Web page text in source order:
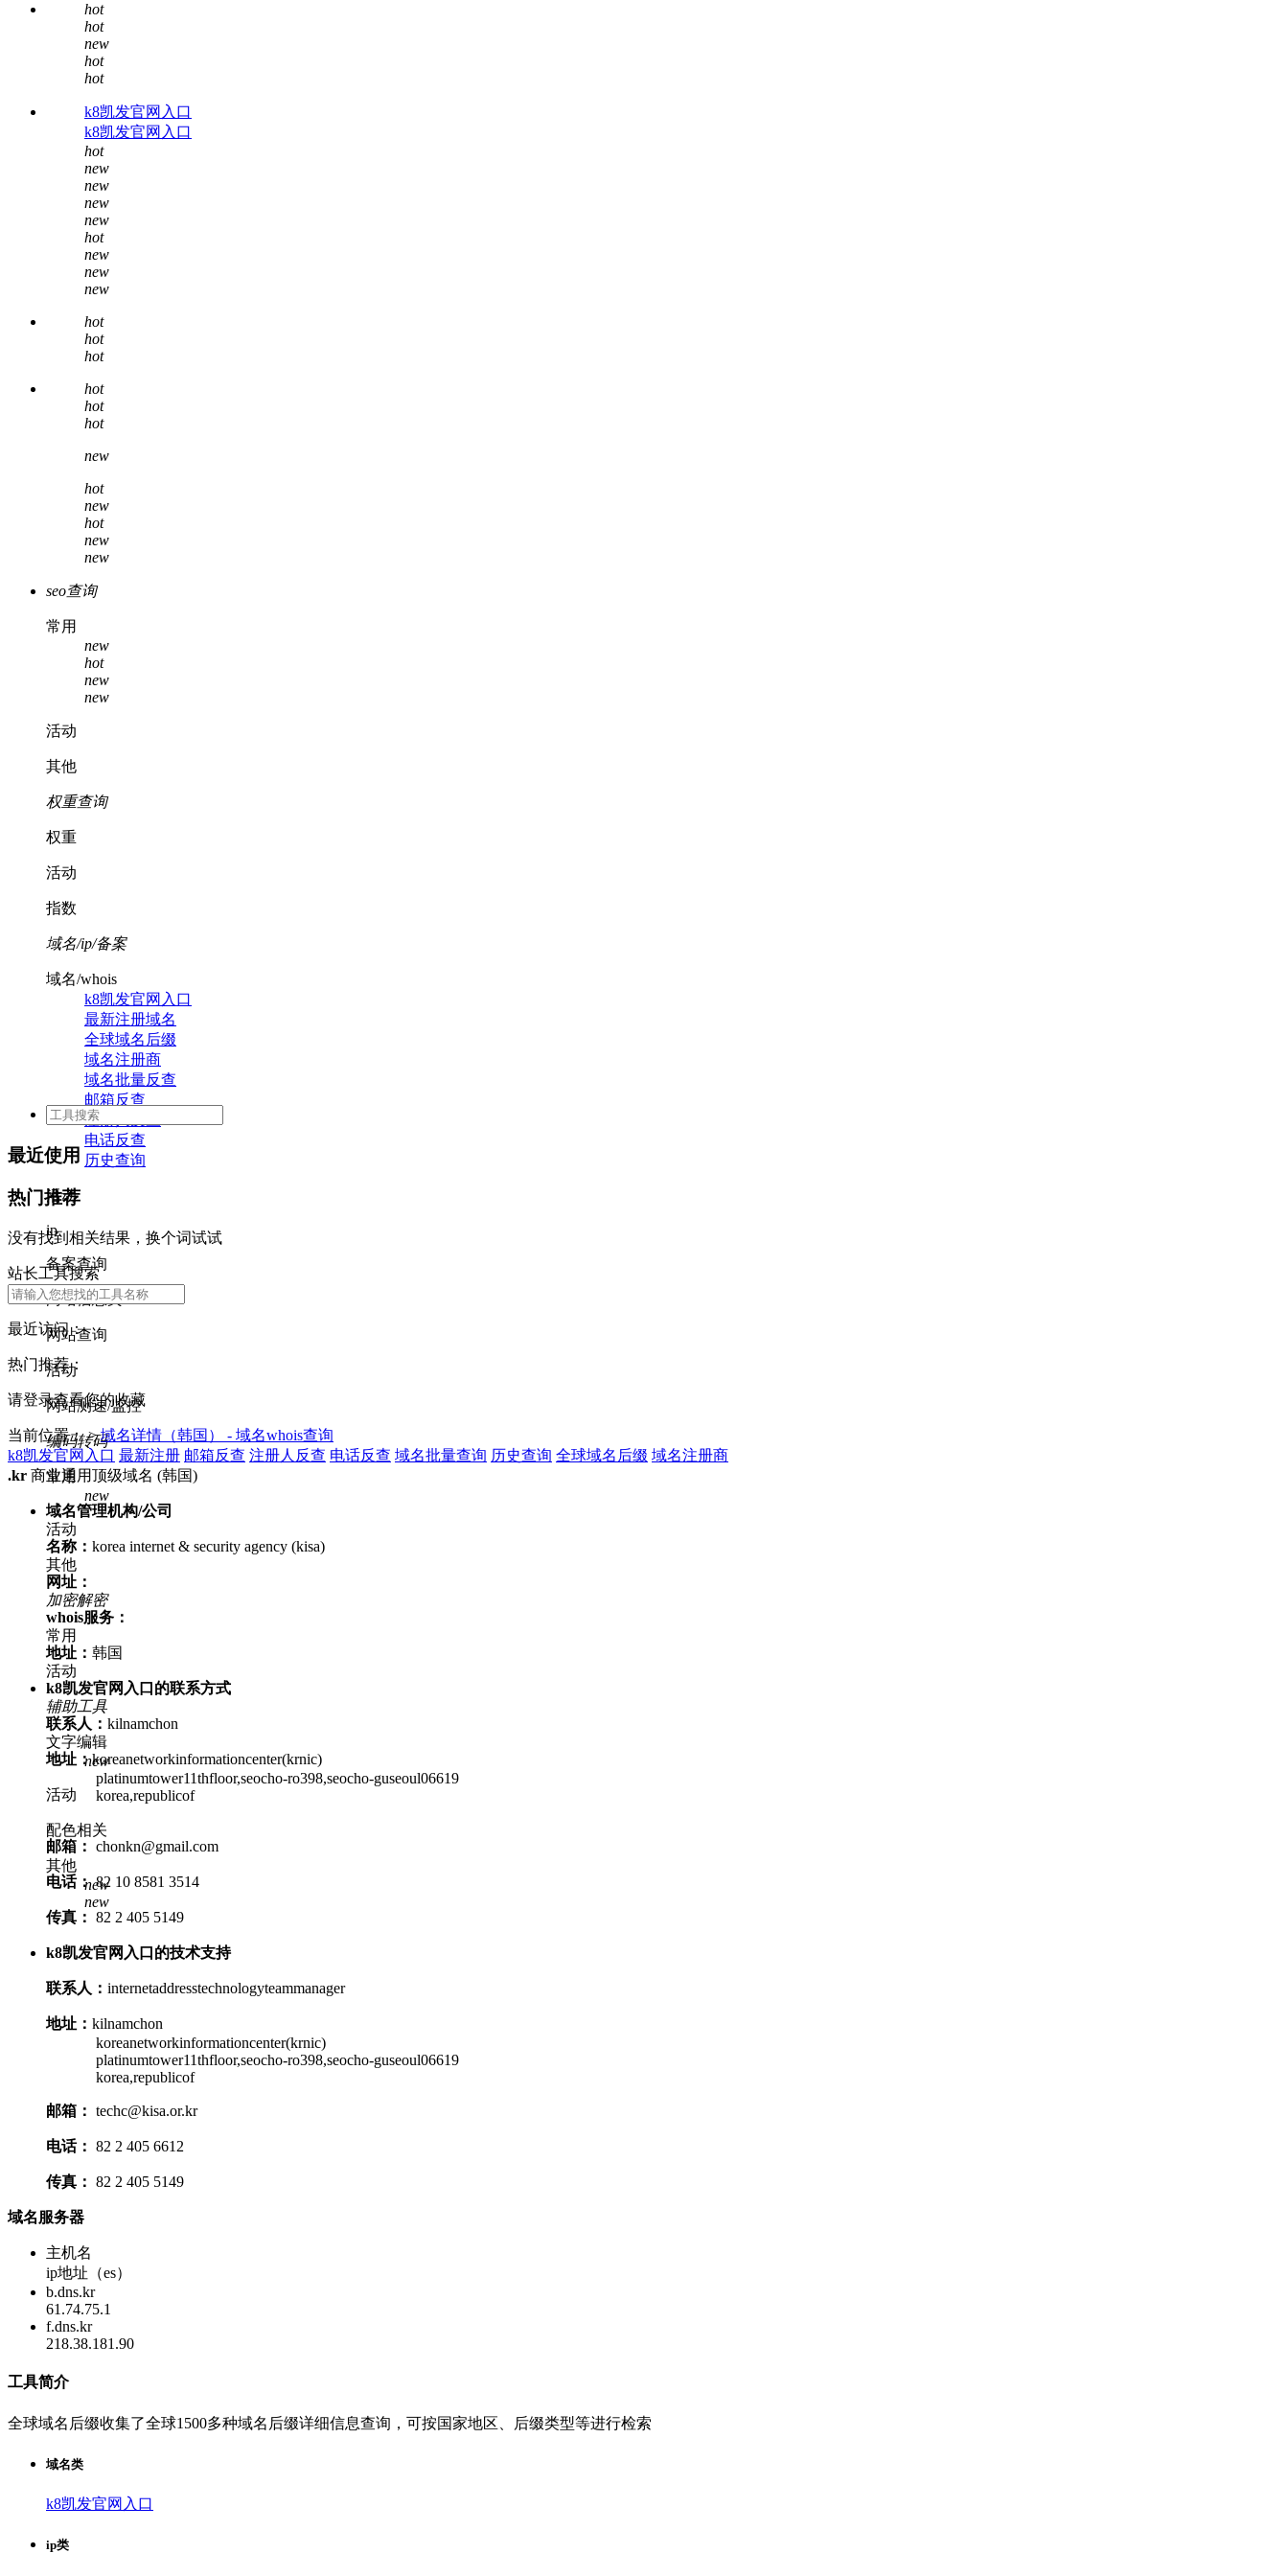
hot
hot
new
hot
hot
k8凯发官网入口
k8凯发官网入口
hot
new
new
new
new
hot
new
new
new
hot
hot
hot
hot
hot
hot
new
hot
new
hot
new
new
seo查询
常用
new
hot
new
new
活动
其他
权重查询
权重
活动
指数
域名/ip/备案
域名/whois
k8凯发官网入口
最新注册域名
全球域名后缀
域名注册商
域名批量反查
邮箱反查
注册人反查
电话反查
历史查询
活动
ip
备案查询
网站信息类
网站查询
活动
网站测速/监控
编码转码
常用
new
活动
其他
加密解密
常用
活动
辅助工具
文字编辑
new
活动
配色相关
其他
new
new
最近使用
热门推荐
没有找到相关结果，换个词试试
站长工具搜索
最近访问：
热门推荐：
请登录查看您的收藏
当前位置： >域名详情（韩国） - 域名whois查询
k8凯发官网入口 最新注册 邮箱反查 注册人反查 电话反查 域名批量查询 历史查询 全球域名后缀 域名注册商
.kr 商业通用顶级域名 (韩国)
域名管理机构/公司
名称： korea internet & security agency (kisa)
网址：
whois服务：
地址： 韩国
k8凯发官网入口的联系方式
联系人： kilnamchon
地址：koreanetworkinformationcenter(krnic)
platinumtower11thfloor,seocho-ro398,seocho-guseoul06619
korea,republicof
邮箱： chonkn@gmail.com
电话：82 10 8581 3514
传真： 82 2 405 5149
k8凯发官网入口的技术支持
联系人： internetaddresstechnologyteammanager
地址： kilnamchon
koreanetworkinformationcenter(krnic)
platinumtower11thfloor,seocho-ro398,seocho-guseoul06619
korea,republicof
邮箱： techc@kisa.or.kr
电话： 82 2 405 6612
传真： 82 2 405 5149
域名服务器
主机名
ip地址（es）
b.dns.kr
61.74.75.1
f.dns.kr
218.38.181.90
工具简介
全球域名后缀收集了全球1500多种域名后缀详细信息查询，可按国家地区、后缀类型等进行检索
域名类
k8凯发官网入口
ip类